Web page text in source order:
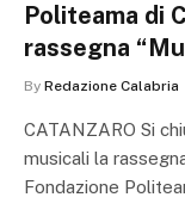
Politeama di
rassegna
By Redazione Calabria
CATANZARO Si
musicali la
Fondazione